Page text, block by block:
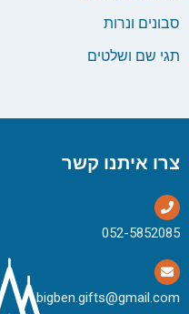
סבונים ונרות
תגי שם ושלטים
צרו איתנו קשר
bigben.gifts@gmail.com